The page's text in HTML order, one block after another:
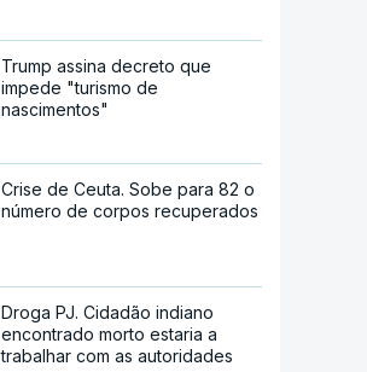
Trump assina decreto que
impede "turismo de
nascimentos"
Crise de Ceuta. Sobe para 82 o
número de corpos recuperados
Droga PJ. Cidadão indiano
encontrado morto estaria a
trabalhar com as autoridades